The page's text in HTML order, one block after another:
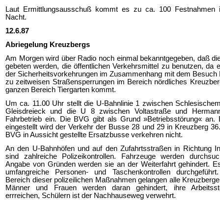
Laut Ermittlungsausschuß kommt es zu ca. 100 Festnahmen
Nacht.
12.6.87
Abriegelung Kreuzbergs
Am Morgen wird über Radio noch einmal bekanntgegeben, daß
gebeten werden, die öffentlichen Verkehrsmittel zu benutzen, da
der Sicherheitsvorkehrungen im Zusammenhang mit dem Besuch
zu zeitweisen Straßensperrungen im Bereich nördliches
ganzen Bereich Tiergarten kommt.
Um ca. 11.00 Uhr stellt die U-Bahnlinie 1 zwischen
Gleisdreieck und die U 8 zwischen Voltastraße und
Fahrbetrieb ein. Die BVG gibt als Grund »Betriebsstörung« an.
eingestellt wird der Verkehr der Busse 28 und 29 in Kreuzberg
BVG in Aussicht gestellte Ersatzbusse verkehren nicht.
An den U-Bahnhöfen und auf den Zufahrtsstraßen in Richtung
sind zahlreiche Polizeikontrollen. Fahrzeuge werden
Angabe von Gründen werden sie an der Weiterfahrt gehindert.
umfangreiche Personen- und Taschenkontrollen
Bereich dieser polizeilichen Maßnahmen gelangen alle
Männer und Frauen werden daran gehindert, ihre
errreichen, Schülern ist der Nachhauseweg verwehrt.